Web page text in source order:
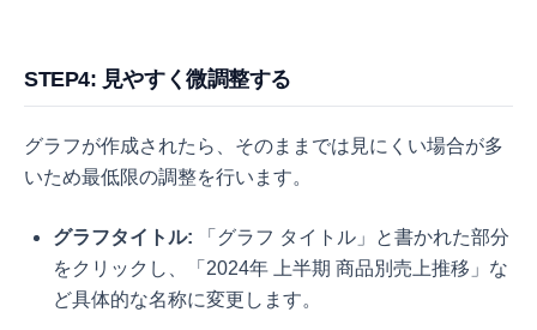
STEP4: 見やすく微調整する
グラフが作成されたら、そのままでは見にくい場合が多
いため最低限の調整を行います。
グラフタイトル: 「グラフ タイトル」と書かれた部分
をクリックし、「2024年 上半期 商品別売上推移」な
ど具体的な名称に変更します。